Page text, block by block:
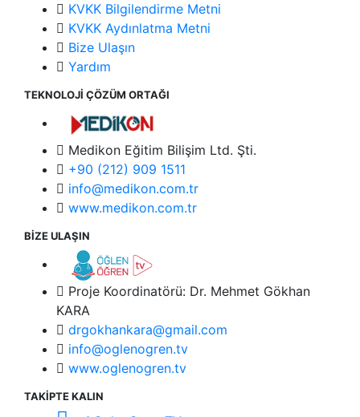
KVKK Bilgilendirme Metni
KVKK Aydınlatma Metni
Bize Ulaşın
Yardım
TEKNOLOJİ ÇÖZÜM ORTAĞI
Medikon Eğitim Bilişim Ltd. Şti.
+90 (212) 909 1511
info@medikon.com.tr
www.medikon.com.tr
BİZE ULAŞIN
Proje Koordinatörü: Dr. Mehmet Gökhan
KARA
drgokhankara@gmail.com
info@oglenogren.tv
www.oglenogren.tv
TAKİPTE KALIN